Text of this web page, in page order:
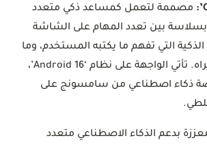
مصممة لتعمل كمساعد ذكي متعدد
بين تعدد المهام على الشاشة
الذكية التي تفهم ما يكتبه المستخدم، وما
يقوله، وحتى ما يراه. تأتي الواجهة على نظام ‘Android 16’،
ذكاء اصطناعي من سامسونج على
بدعم الذكاء الاصطناعي متعدد